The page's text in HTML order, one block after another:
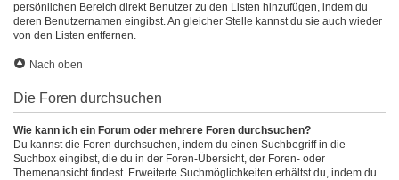
persönlichen Bereich direkt Benutzer zu den Listen hinzufügen, indem du
deren Benutzernamen eingibst. An gleicher Stelle kannst du sie auch wieder
von den Listen entfernen.
Nach oben
Die Foren durchsuchen
Wie kann ich ein Forum oder mehrere Foren durchsuchen?
Du kannst die Foren durchsuchen, indem du einen Suchbegriff in die
Suchbox eingibst, die du in der Foren-Übersicht, der Foren- oder
Themenansicht findest. Erweiterte Suchmöglichkeiten erhältst du, indem du